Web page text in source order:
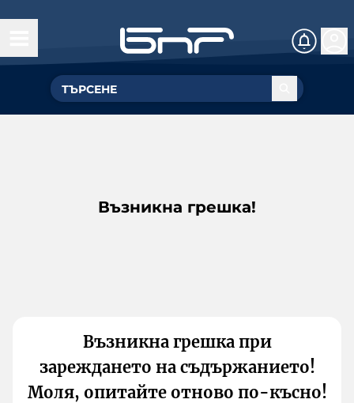
Възникна грешка!
Възникна грешка при
зареждането на съдържанието!
Моля, опитайте отново по-късно!